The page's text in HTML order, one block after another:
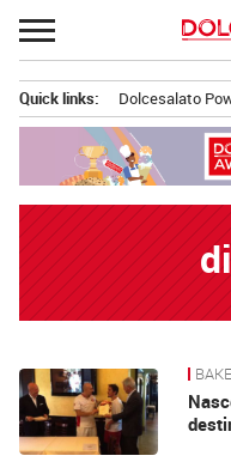
Passa
al
principale
Quick links: Dolcesalato
News